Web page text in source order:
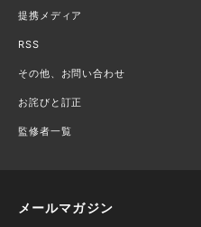
提携メディア
RSS
その他、お問い合わせ
お詫びと訂正
監修者一覧
メールマガジン